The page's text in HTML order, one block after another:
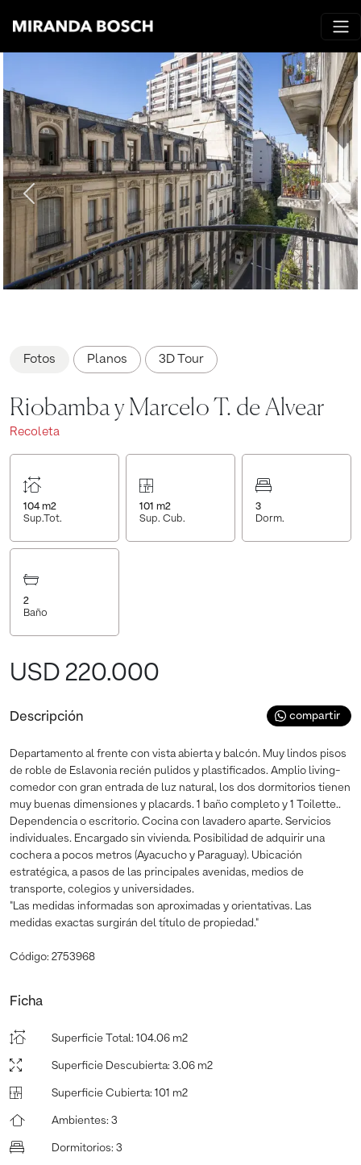
Fotos Planos 3D Tour
Riobamba y Marcelo T. de Alvear
Recoleta
104m2
Sup.Tot.
101 m2
Sup. Cub.
3
Dorm.
2
Baño
USD 220.000
Descripción compartir
Departamento al frente con vista abierta y balcón. Muy lindos pisos
de roble de Eslavonia recién pulidos y plastificados. Amplio living-
comedor con gran entrada de luz natural, los dos dormitorios tienen
muy buenas dimensiones y placards. 1 baño completo y 1 Toilette..
Dependencia o escritorio. Cocina con lavadero aparte. Servicios
individuales. Encargado sin vivienda. Posibilidad de adquirir una
cochera a pocos metros (Ayacucho y Paraguay). Ubicación
estratégica, a pasos de las principales avenidas, medios de
transporte, colegios y universidades.
"Las medidas informadas son aproximadas y orientativas. Las
medidas exactas surgirán del título de propiedad."
Código: 2753968
Ficha
Superficie Total : 104.06 m2
Superficie Descubierta: 3.06 m2
Superficie Cubierta: 101 m2
Ambientes: 3
Dormitorios: 3